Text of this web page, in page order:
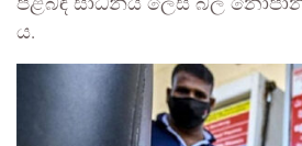
පිළිබඳ සාධනීය ලෙස බල
ය.